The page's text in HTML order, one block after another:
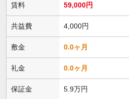
賃料 59,000円
共益費 4,000円
敷金 0.0ヶ月
礼金 0.0ヶ月
保証金 5.9万円